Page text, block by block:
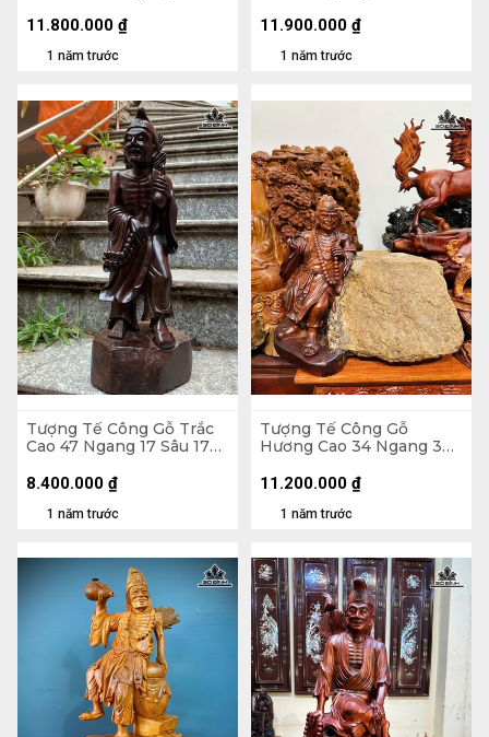
1 năm trước
11.800.000 ₫
1 năm trước
11.900.000 ₫
Tượng Tế Công Gỗ Trắc
Cao 47 Ngang 17 Sâu 17
1 năm trước
8.400.000 ₫
Tượng Tế Công Gỗ
Hương Cao 34 Ngang 37
1 năm trước
11.200.000 ₫